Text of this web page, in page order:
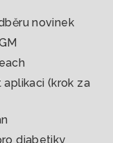
novinek
aplikaci (krok za
diabetiky